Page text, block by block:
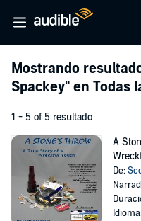
Mostrando
Spackey" en Todas
1 - 5 of 5 resultado
A
De: